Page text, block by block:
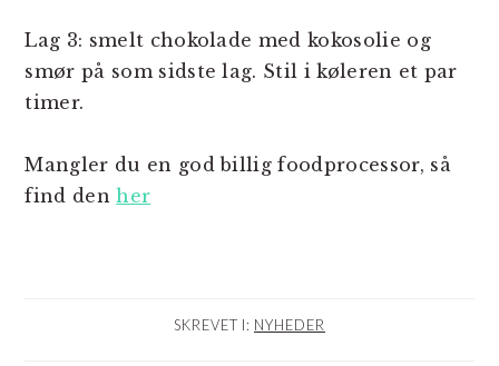
Lag 3: smelt chokolade med kokosolie og
smør på som sidste lag. Stil i køleren et par
timer.
Mangler du en god billig foodprocessor, så
find denher
SKREVET I: NYHEDER